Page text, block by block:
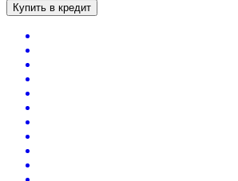
Купить в кредит